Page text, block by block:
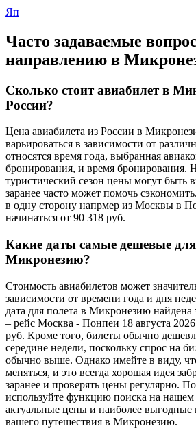
Яп
Часто задаваемые
направлению в
Сколько стоит авиабилет в
России?
Цена авиабилета из России в
варьироваться в зависимости от
относятся время года, выбранная
бронирования, и время бронирования.
туристический сезон цены могут быть
заранее часто может помочь
в одну сторону напрмер из Москвы в
начинаться от 90 318 руб.
Какие даты самые дешевые
Микронезию?
Стоимость авиабилетов может
зависимости от времени года и дня
дата для полета в Микронезию найдена
– рейс Москва - Понпеи 18 августа
руб. Кроме того, билеты обычно
середине недели, поскольку спрос на
обычно выше. Однако имейте в виду,
меняться, и это всегда хорошая идея
заранее и проверять цены регулярно.
используйте функцию поиска на нашем
актуальные цены и наиболее выгодные
вашего путешествия в Микронезию.